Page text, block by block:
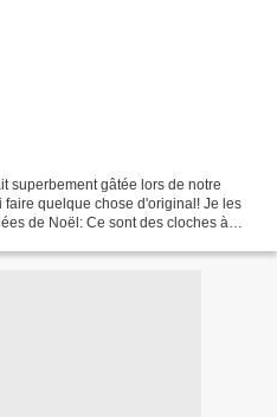
superbement gâtée lors de notre
quelque chose d'original! Je les
de Noël: Ce sont des cloches à